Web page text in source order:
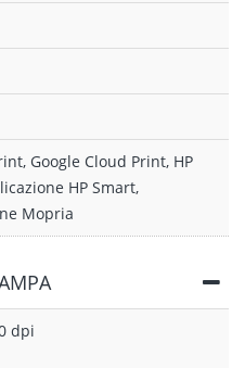
Google Cloud Print, HP
HP Smart,
Mopria
dpi